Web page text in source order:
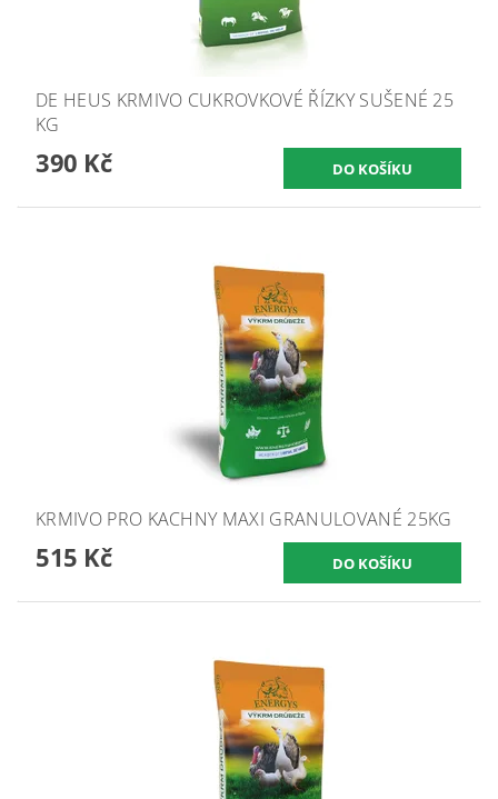
DE HEUS KRMIVO CUKROVKOVÉ ŘÍZKY SUŠENÉ 25
KG
390 Kč
KRMIVO PRO KACHNY MAXI GRANULOVANÉ 25KG
515 Kč